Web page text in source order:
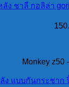
ลัง ชาลี กอลิล่า
Monkey z50
ง แบบกันกระชาก